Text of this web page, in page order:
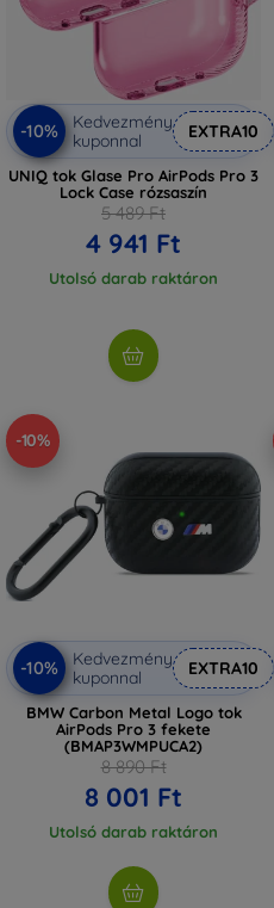
-10%
Kedvezmény
kuponnal
EXTRA10
UNIQ tok Glase Pro AirPods Pro 3
Lock Case rózsaszín
5 489 Ft
4 941 Ft
Utolsó darab raktáron
-10%
-10%
Kedvezmény
kuponnal
EXTRA10
BMW Carbon Metal Logo tok
AirPods Pro 3 fekete
(BMAP3WMPUCA2)
8 890 Ft
8 001 Ft
Utolsó darab raktáron